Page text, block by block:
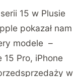
15 w Plusie
pokazał nam
modele –
15 Pro, iPhone
w